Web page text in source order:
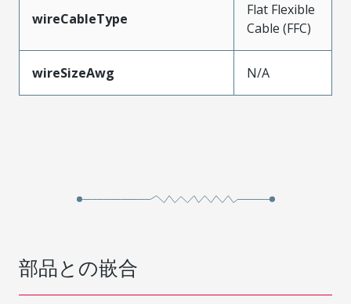
wireCableType
Flat Flexible
Cable (FFC)
wireSizeAwg N/A
部品との嵌合